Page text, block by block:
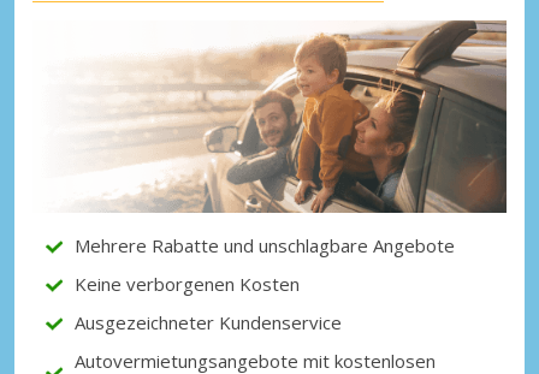
Mehrere Rabatte und unschlagbare Angebote
Keine verborgenen Kosten
Ausgezeichneter Kundenservice
Autovermietungsangebote mit kostenlosen
Top-Ersparnisses
Erhalten Sie Zugang zu exklusiven
Partnerangeboten
Mit eLink anmelden